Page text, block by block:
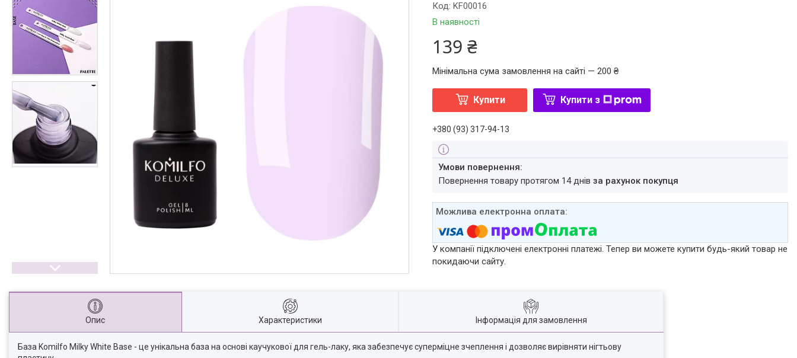
В наявності
Код:KF00016
139 ₴
Мінімальна сума замовлення на сайті — 200 ₴
Купити Купити з
+380 (93) 317-94-13
повернення товару протягом 14 днівза рахунок покупця
У компанії підключені електронні платежі. Тепер ви можете купити будь-який товар не
покидаючи сайту.
Опис Характеристики Інформація для замовлення
База Komilfo Milky White Base - це унікальна база на основі каучукової для гель-лаку, яка забезпечує суперміцне зчеплення і дозволяє вирівняти нігтьову